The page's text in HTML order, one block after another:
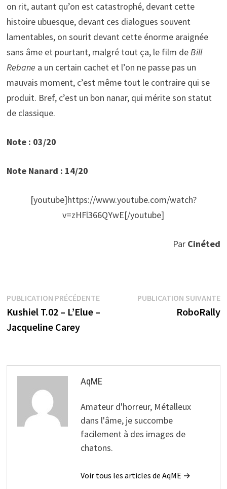
on rit, autant qu’on est catastrophé, devant cette
histoire ubuesque, devant ces dialogues souvent
lamentables, on sourit devant cette énorme araignée
sans âme et pourtant, malgré tout ça, le film deBill
Rebane a un certain cachet et l’on ne passe pas un
mauvais moment, c’est même tout le contraire qui se
produit. Bref, c’est un bon nanar, qui mérite son statut
de classique.
Note : 03/20
Note Nanard : 14/20
[youtube]https://www.youtube.com/watch?
v=zHFl366QYwE[/youtube]
Par Cinéted
Navigation
de
l’article
PUBLICATION PRÉCÉDENTEPublication
précédente :
Kushiel T.02 – L’Elue –
Jacqueline Carey
PUBLICATION SUIVANTE
RoboRally
AqME
Amateur d'horreur, Métalleux
dans l'âme, je succombe
facilement à des images de
chatons.
Voir tous les articles de AqME →